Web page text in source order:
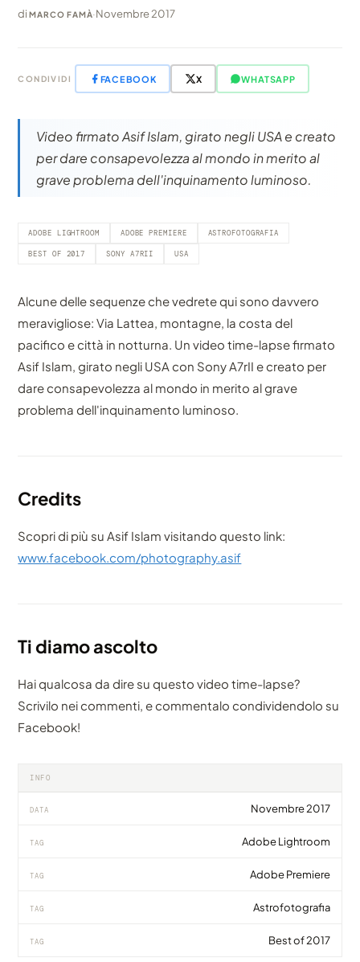
diMARCO FAMÀ·Novembre 2017
CONDIVIDI FACEBOOK X WHATSAPP
Video firmato Asif Islam, girato negli USA e creato
per dare consapevolezza al mondo in merito al
grave problema dell'inquinamento luminoso.
ADOBE LIGHTROOM ADOBE PREMIERE ASTROFOTOGRAFIA
BEST OF 2017 SONY A7RII USA
Alcune delle sequenze che vedrete qui sono davvero
meravigliose: Via Lattea, montagne, la costa del
pacifico e città in notturna. Un video time-lapse firmato
Asif Islam, girato negli USA con Sony A7rII e creato per
dare consapevolezza al mondo in merito al grave
problema dell'inquinamento luminoso.
Credits
Scopri di più su Asif Islam visitando questo link:
www.facebook.com/photography.asif
Ti diamo ascolto
Hai qualcosa da dire su questo video time-lapse?
Scrivilo nei commenti, e commentalo condividendolo su
Facebook!
INFO
DATA Novembre 2017
TAG Adobe Lightroom
TAG Adobe Premiere
TAG Astrofotografia
TAG Best of 2017